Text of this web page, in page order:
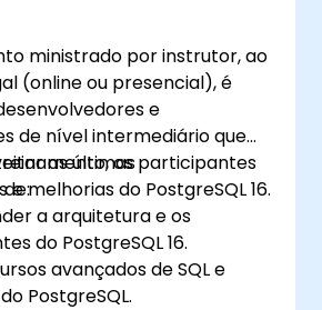
ministrado por instrutor, ao
(online ou presencial), é
e
de nível intermediário que
as últimas
e melhorias do PostgreSQL 16.
os participantes
a arquitetura e os
do PostgreSQL 16.
avançados de SQL e
PostgreSQL.